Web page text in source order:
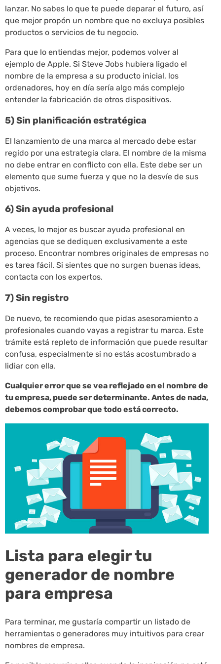
lanzar. No sabes lo que te puede deparar el futuro, así
que mejor propón un nombre que no excluya posibles
productos o servicios de tu negocio.
Para que lo entiendas mejor, podemos volver al
ejemplo de Apple. Si Steve Jobs hubiera ligado el
nombre de la empresa a su producto inicial, los
ordenadores, hoy en día sería algo más complejo
entender la fabricación de otros dispositivos.
5) Sin planificación estratégica
El lanzamiento de una marca al mercado debe estar
regido por una estrategia clara. El nombre de la misma
no debe entrar en conflicto con ella. Este debe ser un
elemento que sume fuerza y que no la desvíe de sus
objetivos.
6) Sin ayuda profesional
A veces, lo mejor es buscar ayuda profesional en
agencias que se dediquen exclusivamente a este
proceso. Encontrar nombres originales de empresas no
es tarea fácil. Si sientes que no surgen buenas ideas,
contacta con los expertos.
7) Sin registro
De nuevo, te recomiendo que pidas asesoramiento a
profesionales cuando vayas a registrar tu marca. Este
trámite está repleto de información que puede resultar
confusa, especialmente si no estás acostumbrado a
lidiar con ella.
Cualquier error que se vea reflejado en el nombre de
tu empresa, puede ser determinante. Antes de nada,
debemos comprobar que todo está correcto.
Lista para elegir tu
generador de nombre
para empresa
Para terminar, me gustaría compartir un listado de
herramientas o generadores muy intuitivos para crear
nombres de empresa.